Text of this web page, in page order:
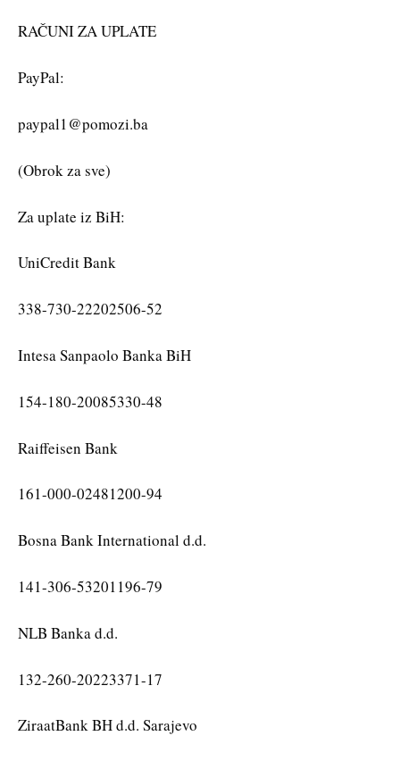
RAČUNI ZA UPLATE
PayPal:
paypal1@pomozi.ba
(Obrok za sve)
Za uplate iz BiH:
UniCredit Bank
338-730-22202506-52
Intesa Sanpaolo Banka BiH
154-180-20085330-48
Raiffeisen Bank
161-000-02481200-94
Bosna Bank International d.d.
141-306-53201196-79
NLB Banka d.d.
132-260-20223371-17
ZiraatBank BH d.d. Sarajevo